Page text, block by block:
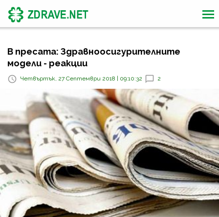
В пресата: Здравноосигурителните
модели - реакции
Четвъртък, 27 Септември 2018 | 09:10:32 2